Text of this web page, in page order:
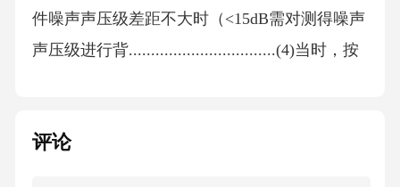
件噪声声压级差距不大时（<15dB需对测得噪声
声压级进行背.................................(4)当时，按
（包括半消声室自由场半9.4.1测量仪器的描
评论